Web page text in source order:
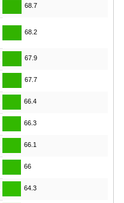
68.7
68.2
67.9
67.7
66.4
66.3
66.1
66
64.3